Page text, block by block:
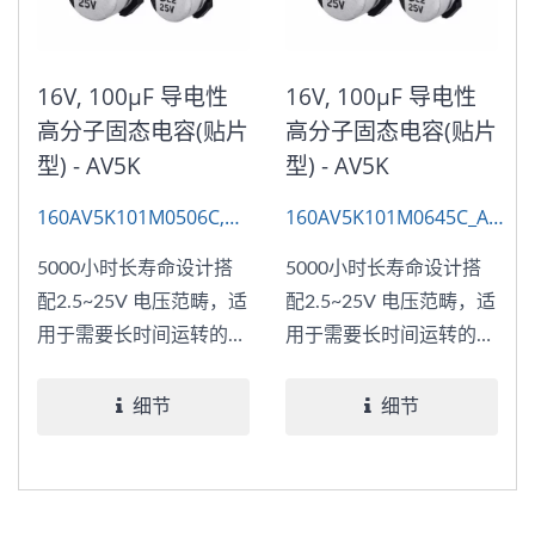
16V, 100μF 导电性
高分子固态电容(贴片
型) - AV5K
160AV5K101M0506C,
5000小时长寿命设计搭
配2.5~25V 电压范畴，适
用于需要长时间运转的电
细节
16V, 100μF 导电性
高分子固态电容(贴片
型) - AV5K
160AV5K101M0645C_AP-
5000小时长寿命设计搭
配2.5~25V 电压范畴，适
用于需要长时间运转的电
细节